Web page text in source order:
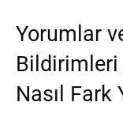
Yorumlar
Bildirimleri
Nasıl Fark